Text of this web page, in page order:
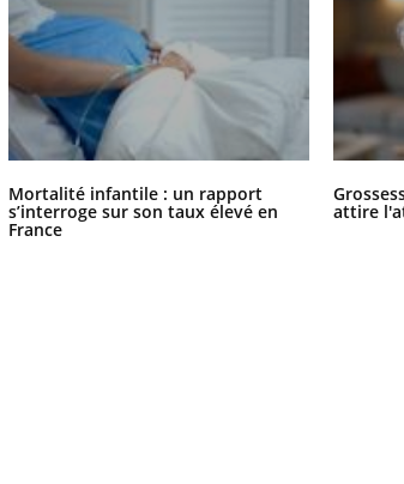
Mortalité infantile : un rapport
s’interroge sur son taux élevé en
France
attire